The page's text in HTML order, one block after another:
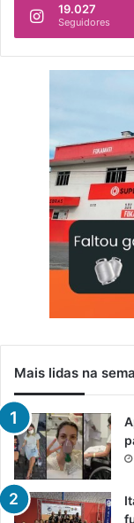
19.027
Seguidores
Mais lidas na